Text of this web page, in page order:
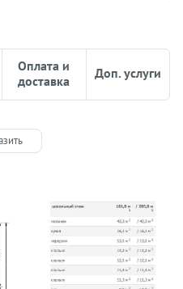
Оплата и
доставка
Доп. услуги